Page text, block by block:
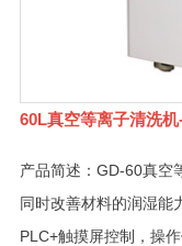
60L真空等离子清洗
产品简述：GD-60真空
同时改善材料的润湿能
PLC+触摸屏控制，操